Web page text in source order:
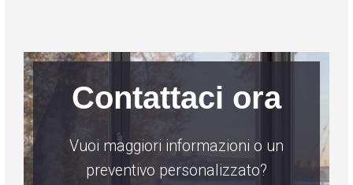
Contattaci ora
Vuoi maggiori informazioni o un
preventivo personalizzato?